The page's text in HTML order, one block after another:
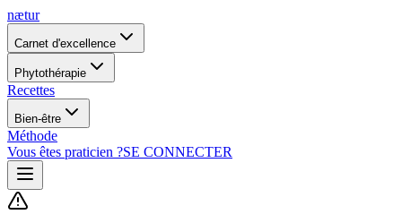
nætur
Carnet d'excellence
Phytothérapie
Recettes
Bien-être
Méthode
Vous êtes praticien ?SE CONNECTER